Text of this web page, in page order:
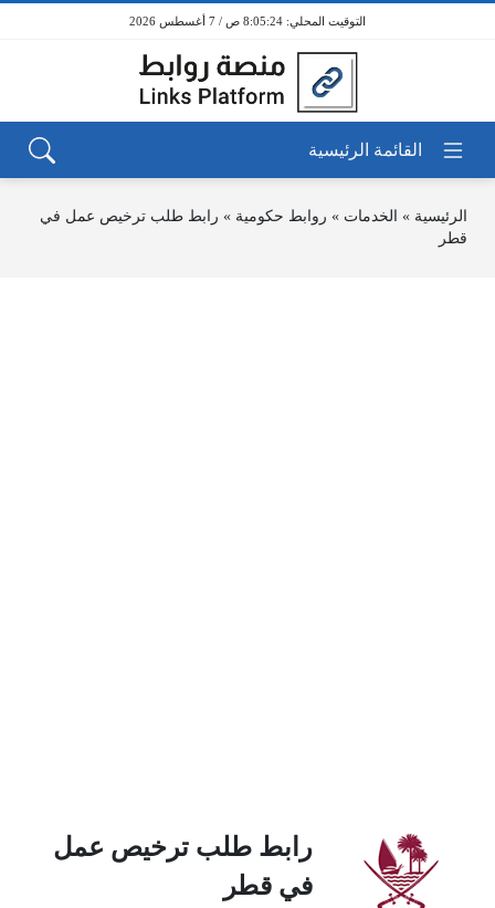
8:05:24 ص / 7 أغسطس 2026
الرئيسية » الخدمات » روابط حكومية » رابط طلب ترخيص عمل في
قطر
رابط طلب ترخيص عمل
في قطر